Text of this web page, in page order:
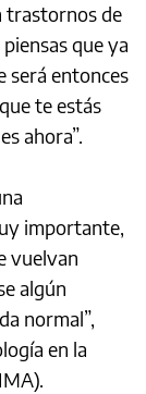
trastornos de
que ya
será entonces
te estás
ahora”.
importante,
vuelvan
algún
normal”,
en la